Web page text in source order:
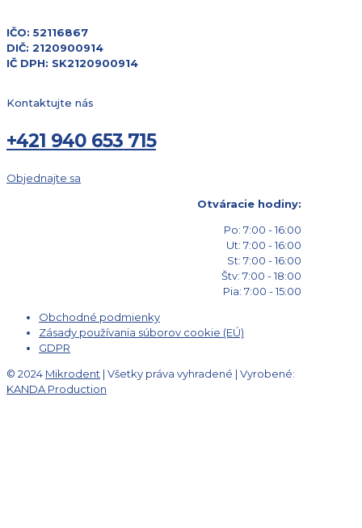
IČO: 52116867
DIČ: 2120900914
IČ DPH: SK2120900914
Kontaktujte nás
+421 940 653 715
Objednajte sa
Otváracie hodiny:
Po: 7:00 - 16:00
Ut: 7:00 - 16:00
St: 7:00 - 16:00
Štv: 7:00 - 18:00
Pia: 7:00 - 15:00
Obchodné podmienky
Zásady používania súborov cookie (EÚ)
GDPR
© 2024 Mikrodent | Všetky práva vyhradené | Vyrobené:
KANDA Production